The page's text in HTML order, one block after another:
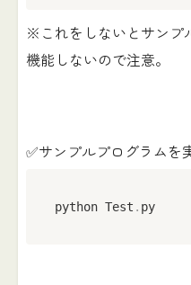
※これをしないとサンプ
機能しないので注意。
✅サンプルプログラムを
python Test . py